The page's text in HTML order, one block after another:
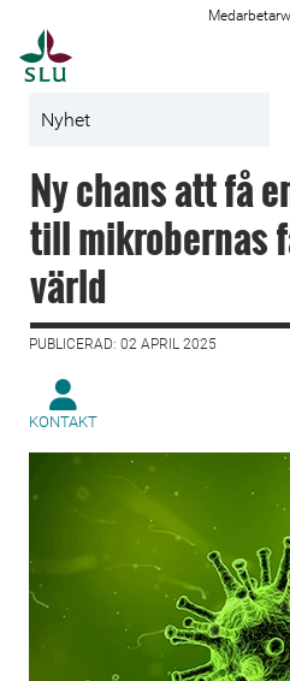
Nyhet
Ny chans att få
till mikrobernas
värld
PUBLICERAD: 02 APRIL 2025
KONTAKT